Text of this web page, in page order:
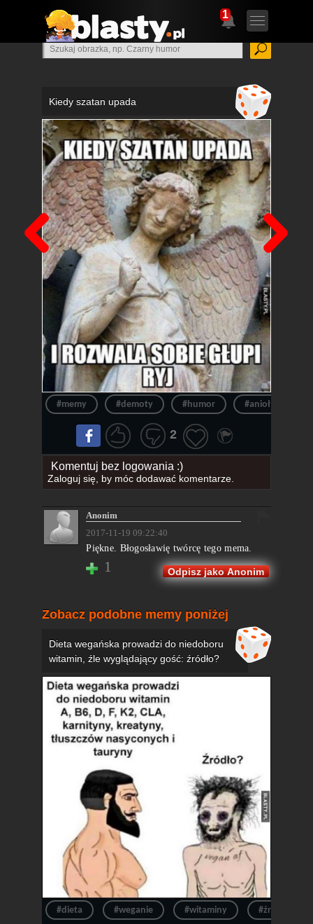
1
Kiedy szatan upada
Poprzedni
#memy #demoty #humor #anioł
2
Komentuj bez logowania :)
Zaloguj się, by móc dodawać komentarze.
Anonim
2017-11-19 09:22:40
Piękne. Błogosławię twórcę tego mema.
1 Odpisz jako Anonim
Zobacz podobne memy poniżej
Dieta wegańska prowadzi do niedoboru
witamin, źle wyglądający gość: źródło?
#dieta #weganie #witaminy #źródło